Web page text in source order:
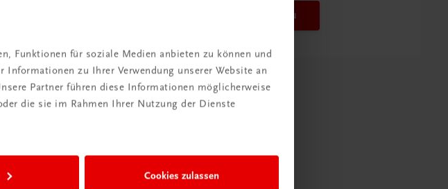
Funktionen für soziale Medien anbieten zu können und
zu Ihrer Verwendung unserer Website an
Partner führen diese Informationen möglicherweise
die sie im Rahmen Ihrer Nutzung der Dienste
Cookies zulassen
Mehr dazu
Das „Digitale
Klassenzimmer“